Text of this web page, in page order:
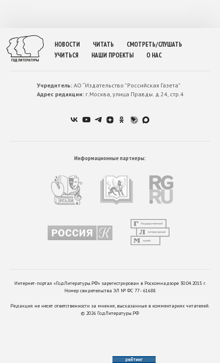
НОВОСТИ ЧИТАТЬ
СМОТРЕТЬ/СЛУШАТЬ
УЧИТЬСЯ
НАШИ ПРОЕКТЫ О НАС
Учредитель:АО “Издательство ”Российская Газета”
Адрес редакции:г.Москва, улица Правды. д.24, стр.4
Информационные партнеры:
Интернет-портал «ГодЛитературы.РФ» зарегистрирован в Роскомнадзоре 30.04.2015 г.
Номер свидетельства ЭЛ № ФС 77 - 61688.
Редакция не несет ответственности за мнения, высказанные в комментариях читателей.
© 2026 ГодЛитературы.РФ